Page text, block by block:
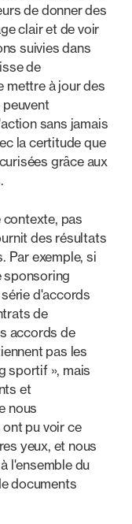
de donner des
clair et de voir
suivies dans
de
mettre à jour des
sans jamais
la certitude que
grâce aux
pas
des résultats
Par exemple, si
sponsoring
d'accords
de
accords de
pas les
sportif », mais
et
nous
pu voir ce
yeux, et nous
l'ensemble du
documents